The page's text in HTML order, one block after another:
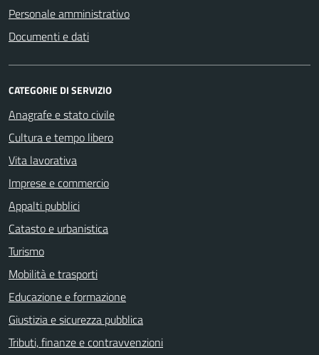
Personale amministrativo
Documenti e dati
CATEGORIE DI SERVIZIO
Anagrafe e stato civile
Cultura e tempo libero
Vita lavorativa
Imprese e commercio
Appalti pubblici
Catasto e urbanistica
Turismo
Mobilità e trasporti
Educazione e formazione
Giustizia e sicurezza pubblica
Tributi, finanze e contravvenzioni